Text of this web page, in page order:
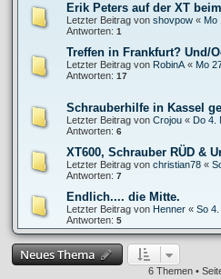
Erik Peters auf der XT
Letzter Beitrag von shovpow « Mo
Antworten: 1
Treffen in Frankfurt? Und/
Letzter Beitrag von RobinA « Mo
Antworten: 17
Schrauberhilfe in Kassel
Letzter Beitrag von Crojou « Do 4.
Antworten: 6
XT600, Schrauber RÜD &
Letzter Beitrag von christian78 «
Antworten: 7
Endlich.... die Mitte.
Letzter Beitrag von Henner « So
Antworten: 5
Neues Thema
6 Themen •